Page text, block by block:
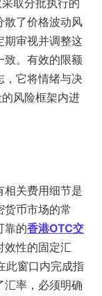
取分批执行的
散了价格波动风
期审视并调整这
致。有效的限额
，它将情绪与决
风险框架内进
相关费用细节是
货币市场的常
靠的香港OTC交
效性的固定汇
此窗口内完成指
汇率，必须明确